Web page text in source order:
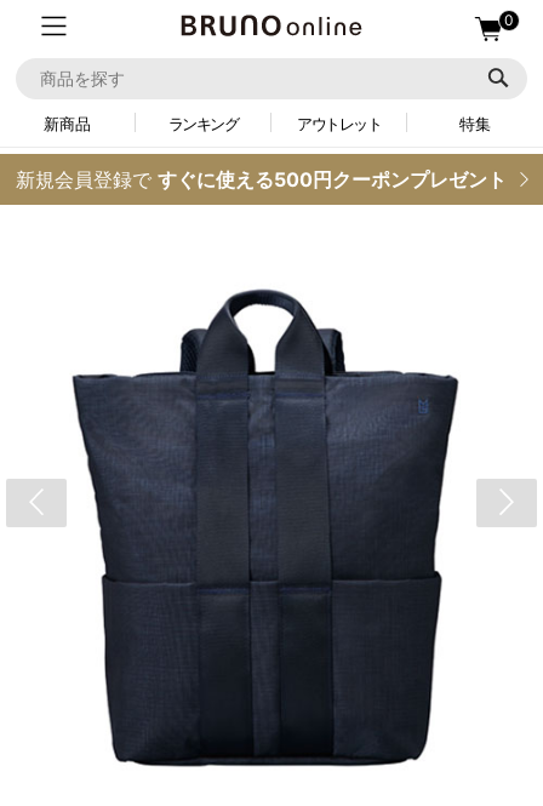
0
新商品 ランキング アウトレット 特集
新規会員登録で すぐに使える500円クーポンプレゼント